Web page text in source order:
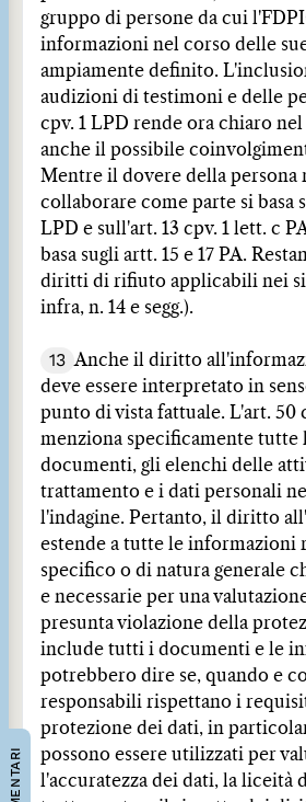
gruppo di persone da cui
informazioni nel corso delle
ampiamente definito.
audizioni di testimoni e delle
cpv. 1 LPD rende ora chiaro
anche il possibile
Mentre il dovere della persona
collaborare come parte si basa
LPD e sull'art. 13 cpv. 1 lett. c
basa sugli artt. 15 e 17 PA.
diritti di rifiuto applicabili nei
infra, n. 14 e segg.).
13 Anche il diritto
deve essere interpretato in
punto di vista fattuale. L'art. 50
menziona specificamente
documenti, gli elenchi delle
trattamento e i dati personali
l'indagine. Pertanto, il diritto
estende a tutte le informazioni
specifico o di natura generale
e necessarie per una
presunta violazione della
include tutti i documenti e le
potrebbero dire se, quando e
responsabili rispettano i
protezione dei dati, in
possono essere utilizzati per
l'accuratezza dei dati, la liceità